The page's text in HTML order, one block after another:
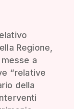
Regione,
a
“relative
della